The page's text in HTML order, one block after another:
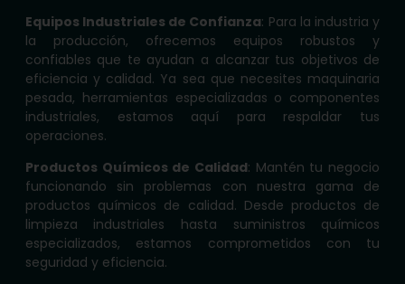
Equipos Industriales de Confianza: Para la industria y
la producción, ofrecemos equipos robustos y
confiables que te ayudan a alcanzar tus objetivos de
eficiencia y calidad. Ya sea que necesites maquinaria
pesada, herramientas especializadas o componentes
industriales, estamos aquí para respaldar tus
operaciones.
Productos Químicos de Calidad: Mantén tu negocio
funcionando sin problemas con nuestra gama de
productos químicos de calidad. Desde productos de
limpieza industriales hasta suministros químicos
especializados, estamos comprometidos con tu
seguridad y eficiencia.